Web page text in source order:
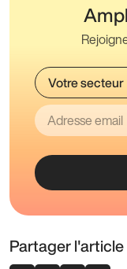
Partager l'article